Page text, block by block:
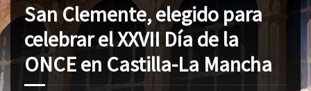
San Clemente, elegido para
celebrar el XXVII Día de la
ONCE en Castilla-La Mancha